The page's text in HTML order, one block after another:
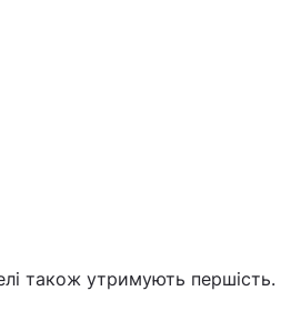
також утримують першість.